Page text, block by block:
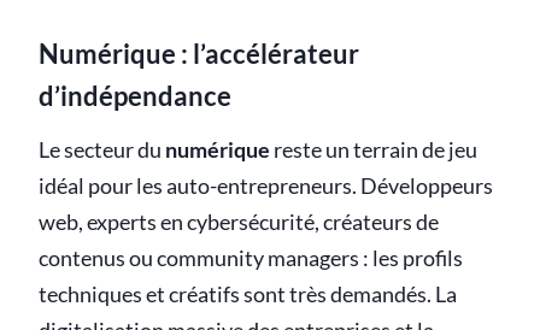
Numérique : l’accélérateur
d’indépendance
Le secteur du numérique reste un terrain de jeu
idéal pour les auto-entrepreneurs. Développeurs
web, experts en cybersécurité, créateurs de
contenus ou community managers : les profils
techniques et créatifs sont très demandés. La